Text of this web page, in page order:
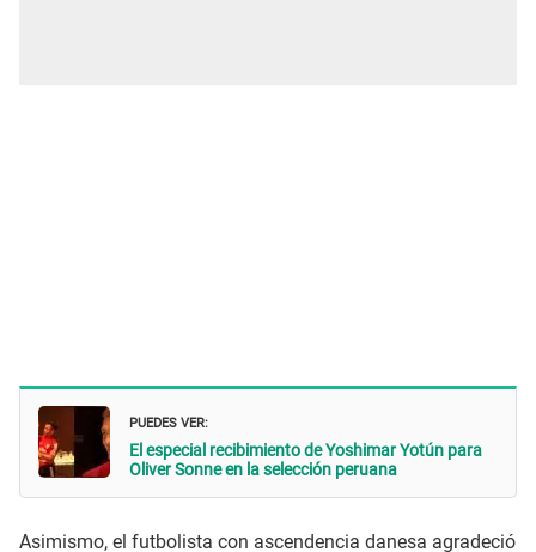
PUEDES VER:
El especial recibimiento de Yoshimar Yotún para
Oliver Sonne en la selección peruana
Asimismo, el futbolista con ascendencia danesa agradeció